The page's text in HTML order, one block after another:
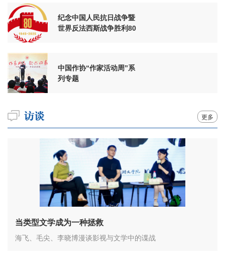
纪念中国人民抗日战争暨
世界反法西斯战争胜利80
中国作协“作家活动周”系
列专题
更多
当类型文学成为一种拯救
海飞、毛尖、李晓博漫谈影视与文学中的谍战